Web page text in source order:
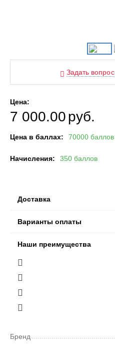
Задать вопрос
Цена:
7 000.00руб.
Цена в баллах: 70000 баллов
Начисления: 350 баллов
Доставка
Варианты оплаты
Наши преимущества
Бренд